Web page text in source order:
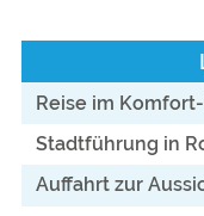
Reise im
Stadtführung in
Auffahrt zur